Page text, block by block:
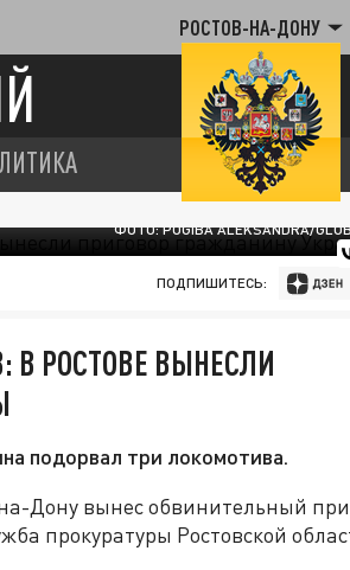
РОСТОВ-НА-ДОНУ
ФОТО: POGIBA ALEKSANDRA/
ПОДПИШИТЕСЬ:
В РОСТОВЕ ВЫНЕСЛИ
подорвал три локомотива.
Дону вынес обвинительный
прокуратуры Ростовской